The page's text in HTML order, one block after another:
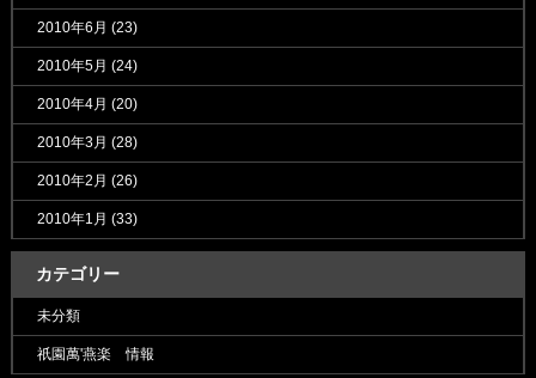
2010年6月 (23)
2010年5月 (24)
2010年4月 (20)
2010年3月 (28)
2010年2月 (26)
2010年1月 (33)
カテゴリー
未分類
祇園萬'燕楽 情報